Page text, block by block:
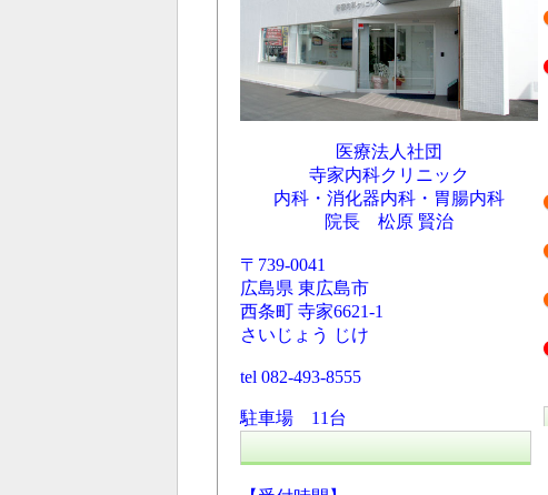
医療法人社団
寺家内科クリニック
内科・消化器内科・胃腸内科
院長 松原 賢治
〒739-0041
広島県 東広島市
西条町 寺家6621-1
さいじょう じけ
tel 082-493-8555
駐車場 11台